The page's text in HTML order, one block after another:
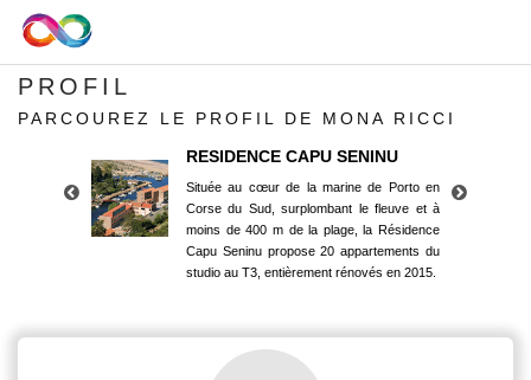
PROFIL
PARCOUREZ LE PROFIL DE MONA RICCI
RESIDENCE CAPU SENINU
Située au cœur de la marine de Porto en
Corse du Sud, surplombant le fleuve et à
moins de 400 m de la plage, la Résidence
Capu Seninu propose 20 appartements du
studio au T3, entièrement rénovés en 2015.
Corse du Sud, surplombant le fleuve et à
moins de 400 m de la plage, la Résidence